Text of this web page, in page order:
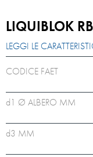
LIQUIBLOK
LEGGI LE
CODICE FAET
d1 Ø ALBERO MM
d3 MM